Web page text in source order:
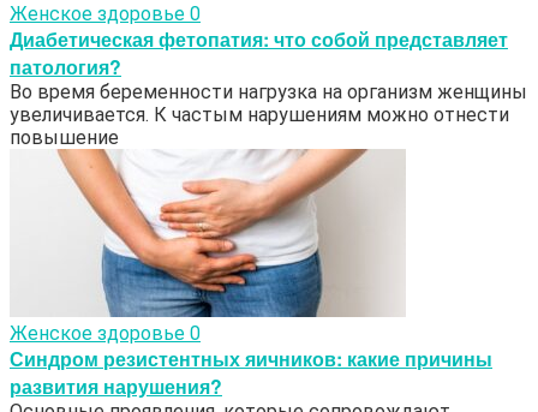
Женское здоровье 0
Диабетическая фетопатия: что собой представляет
патология?
Во время беременности нагрузка на организм женщины
увеличивается. К частым нарушениям можно отнести
повышение
Женское здоровье 0
Синдром резистентных яичников: какие причины
развития нарушения?